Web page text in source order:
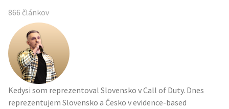
866 článkov
Kedysi som reprezentoval Slovensko v Call of Duty. Dnes
reprezentujem Slovensko a Česko v evidence-based